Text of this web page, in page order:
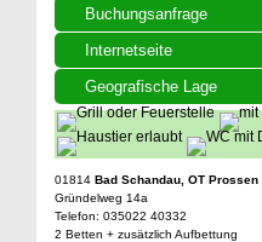
Buchungsanfrage
Internetseite
Geografische Lage
01814 Bad Schandau, OT Prossen
Gründelweg 14a
Telefon: 035022 40332
2 Betten + zusätzlich Aufbettung